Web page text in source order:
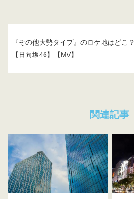
『その他大勢タイプ』のロケ地はどこ？
【日向坂46】【MV】
関連記事